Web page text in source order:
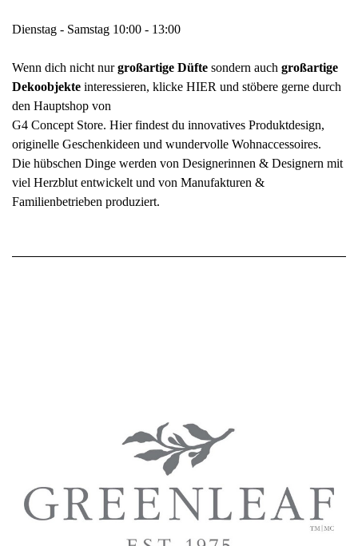
Dienstag - Samstag 10:00 - 13:00
Wenn dich nicht nurgroßartige Düfte sondern auch großartige
Dekoobjekte interessieren, klicke HIER und stöbere gerne durch
den Hauptshop von
G4 Concept Store. Hier findest du innovatives Produktdesign,
originelle Geschenkideen und wundervolle Wohnaccessoires.
Die hübschen Dinge werden von Designerinnen & Designern mit
viel Herzblut entwickelt und von Manufakturen &
Familienbetrieben produziert.